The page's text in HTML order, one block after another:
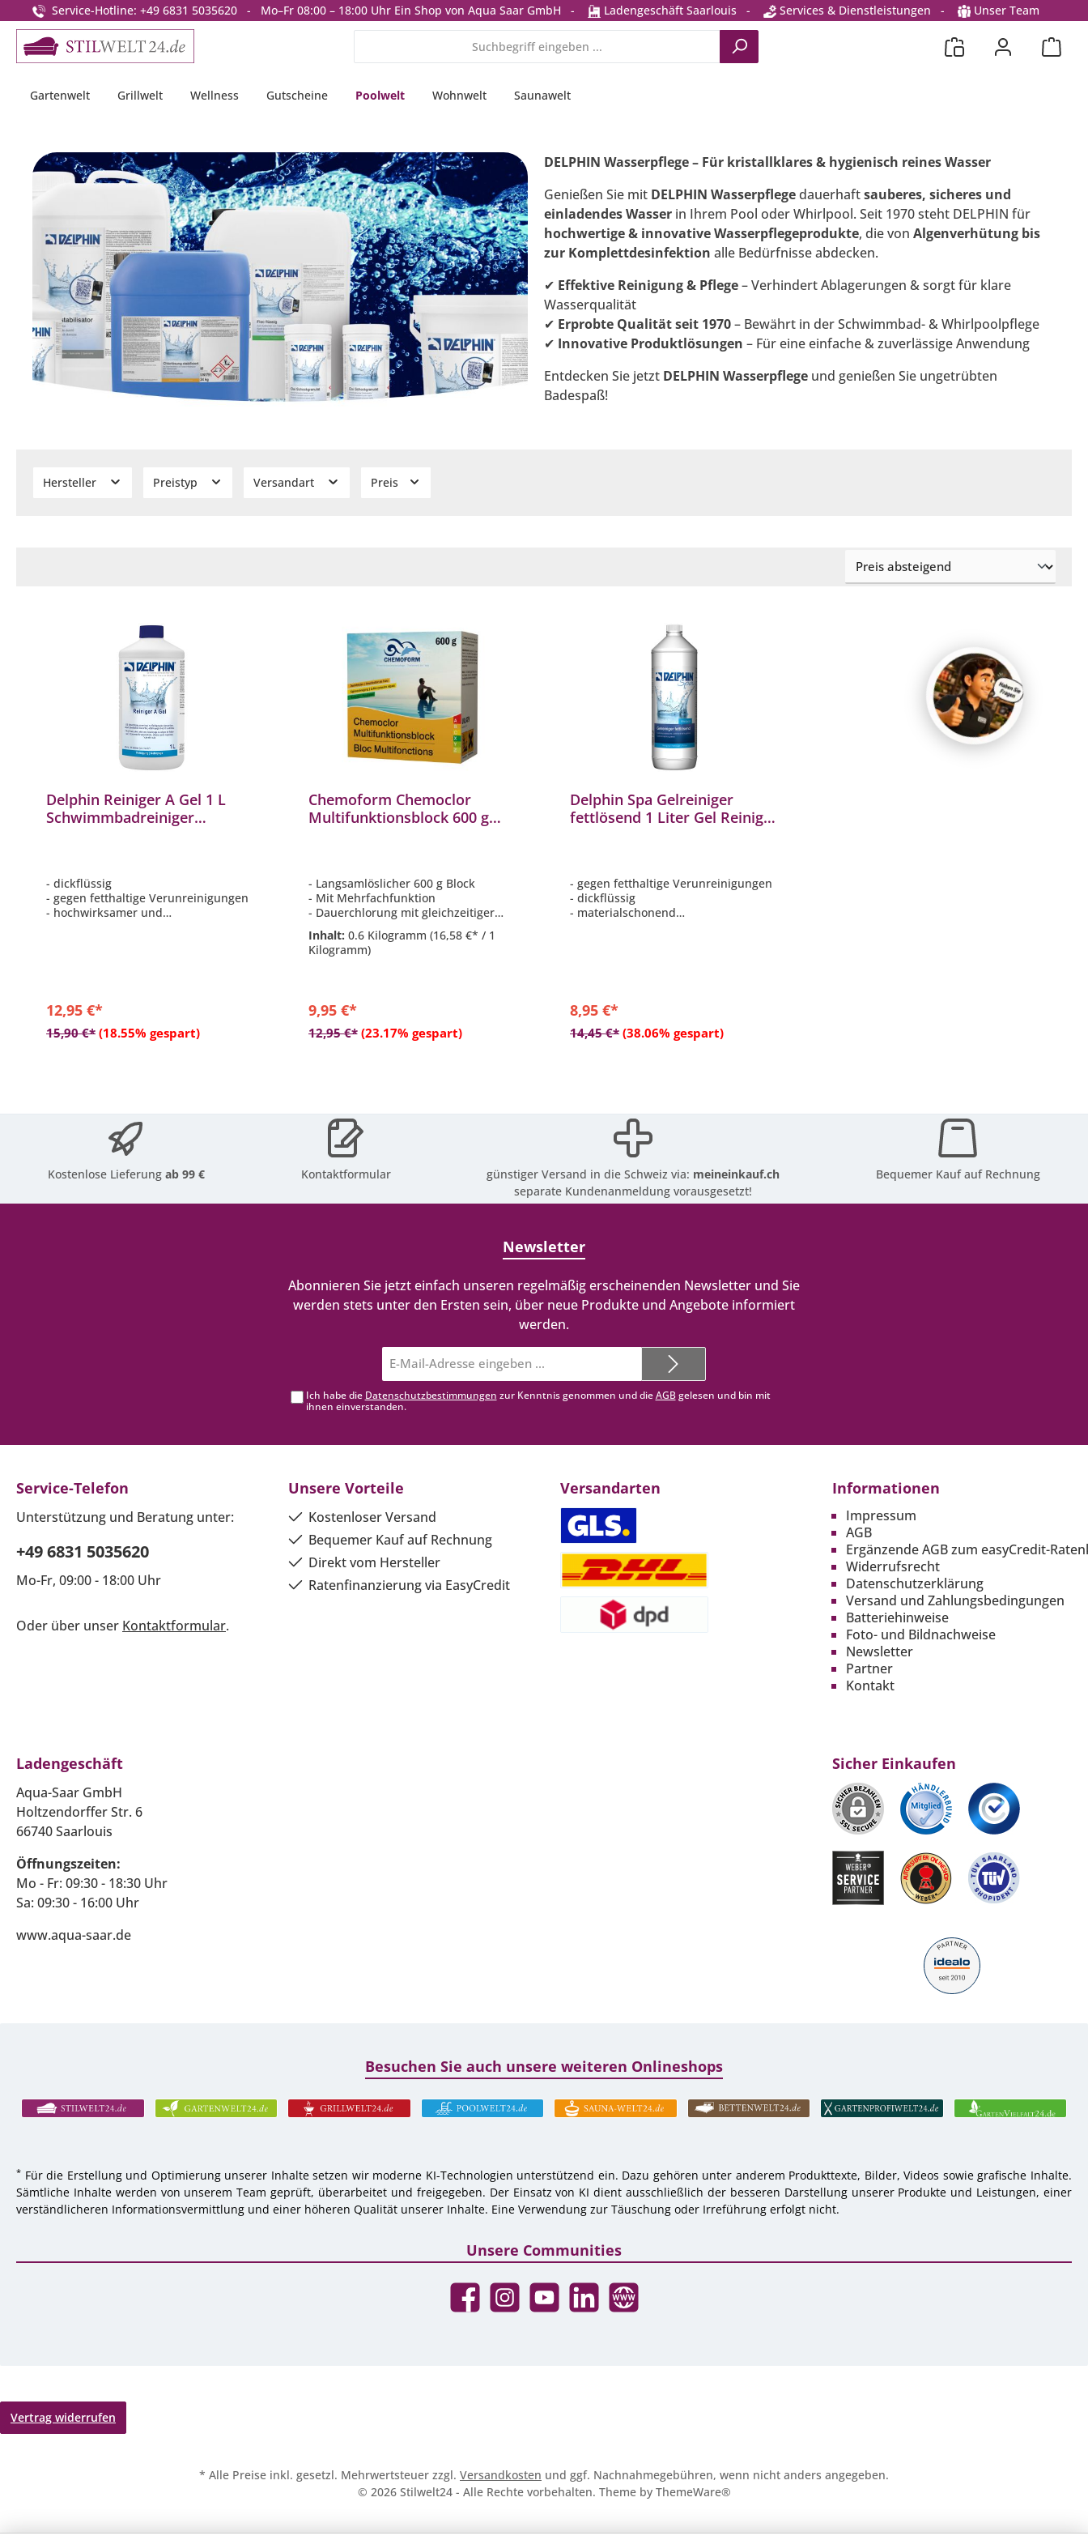
Zur Hauptnavigation springen
Service-Hotline: +49 6831 5035620 - Mo–Fr 08:00 – 18:00 Uhr Ein Shop von Aqua Saar GmbH - Ladengeschäft Saarlouis - Services & Dienstleistungen - Unser Team
Gartenwelt Grillwelt Wellness Gutscheine Poolwelt Wohnwelt Saunawelt
DELPHIN Wasserpflege – Für kristallklares & hygienisch reines Wasser
Genießen Sie mit DELPHIN Wasserpflegedauerhaftsauberes, sicheres und
einladendes Wasser in Ihrem Pool oder Whirlpool. Seit 1970 steht DELPHIN für
hochwertige & innovative Wasserpflegeprodukte, die von Algenverhütung bis
zur Komplettdesinfektion alle Bedürfnisse abdecken.
✔ Effektive Reinigung & Pflege– Verhindert Ablagerungen & sorgt für klare
Wasserqualität
✔ Erprobte Qualität seit 1970– Bewährt in der Schwimmbad- & Whirlpoolpflege
✔ Innovative Produktlösungen – Für eine einfache & zuverlässige Anwendung
Entdecken Sie jetzt DELPHIN Wasserpflege und genießen Sie ungetrübten
Badespaß!
Hersteller Preistyp Versandart Preis
Delphin Reiniger A Gel 1 L
Schwimmbadreiniger
- dickflüssig
- gegen fetthaltige Verunreinigungen
- hochwirksamer und
12,95 €*
15,90 €* (18.55% gespart)
In den Warenkorb
Chemoform Chemoclor
Multifunktionsblock 600 g
- Langsamlöslicher 600 g Block
- Mit Mehrfachfunktion
- Dauerchlorung mit gleichzeitiger
Flockungsmittelzugabe und
Algenverhütung
- 1 Block/30 m³ Beckenwasser
Inhalt: 0.6 Kilogramm (16,58 €* / 1
Kilogramm)
9,95 €*
12,95 €* (23.17% gespart)
In den Warenkorb
Delphin Spa Gelreiniger
fettlösend 1 Liter Gel Reiniger
- gegen fetthaltige Verunreinigungen
- dickflüssig
- materialschonend
8,95 €*
14,45 €* (38.06% gespart)
In den Warenkorb
Kostenlose Lieferungab 99 € Kontaktformular günstiger Versand in die Schweiz via: meineinkauf.ch
separate Kundenanmeldung vorausgesetzt!
Bequemer Kauf auf Rechnung
Newsletter
Abonnieren Sie jetzt einfach unseren regelmäßig erscheinenden Newsletter und Sie
werden stets unter den Ersten sein, über neue Produkte und Angebote informiert
werden.
Mail-
Adresse*
Ich habe die Datenschutzbestimmungen zur Kenntnis genommen und dieAGBgelesen und bin mit
ihnen einverstanden.
Service-Telefon
Unterstützung und Beratung unter:
+49 6831 5035620
Mo-Fr, 09:00 - 18:00 Uhr
Oder über unser Kontaktformular.
Unsere Vorteile
Kostenloser Versand
Bequemer Kauf auf Rechnung
Direkt vom Hersteller
Ratenfinanzierung via EasyCredit
Versandarten Informationen
Impressum
AGB
Ergänzende AGB zum easyCredit-
Widerrufsrecht
Datenschutzerklärung
Versand und Zahlungsbedingungen
Batteriehinweise
Foto- und Bildnachweise
Newsletter
Partner
Kontakt
Ladengeschäft
Aqua-Saar GmbH
Holtzendorffer Str. 6
66740 Saarlouis
Öffnungszeiten:
Mo - Fr: 09:30 - 18:30 Uhr
Sa: 09:30 - 16:00 Uhr
www.aqua-saar.de
Sicher Einkaufen
Besuchen Sie auch unsere weiteren Onlineshops
* Für die Erstellung und Optimierung unserer Inhalte setzen wir moderne KI-Technologien unterstützend ein. Dazu gehören unter anderem Produkttexte, Bilder, Videos sowie grafische Inhalte.
Sämtliche Inhalte werden von unserem Team geprüft, überarbeitet und freigegeben. Der Einsatz von KI dient ausschließlich der besseren Darstellung unserer Produkte und Leistungen, einer
verständlicheren Informationsvermittlung und einer höheren Qualität unserer Inhalte. Eine Verwendung zur Täuschung oder Irreführung erfolgt nicht.
Unsere Communities
FacebookInstagramYouTubeLinkedInWebsite
Vertrag widerrufen
* Alle Preise inkl. gesetzl. Mehrwertsteuer zzgl. Versandkosten und ggf. Nachnahmegebühren, wenn nicht anders angegeben.
© 2026 Stilwelt24 - Alle Rechte vorbehalten. Theme by ThemeWare®